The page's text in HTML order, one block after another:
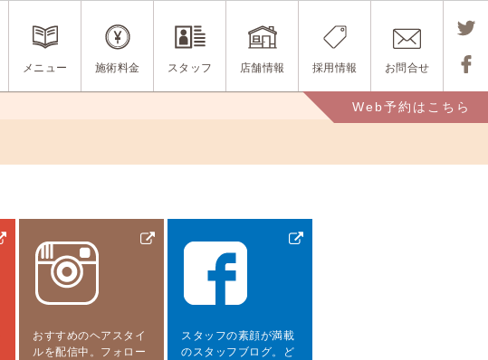
メニュー 施術料金 スタッフ 店舗情報 採用情報 お問合せ
Tweet
する
Share
する
Web予約はこちら
おすすめのヘアスタイ
ルを配信中。フォロー
スタッフの素顔が満載
のスタッフブログ。ど